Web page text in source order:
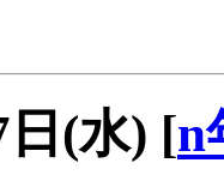
日(水) [n